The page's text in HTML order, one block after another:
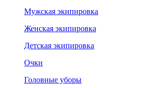
Мужская экипировка
Женская экипировка
Детская экипировка
Очки
Головные уборы